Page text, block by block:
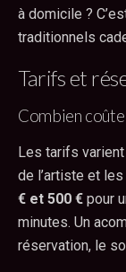
à domicile ?
traditionnels
Tarifs et
Combien
Les tarifs
de l’artiste et
€ et 500 € pour
minutes. Un
réservation, le